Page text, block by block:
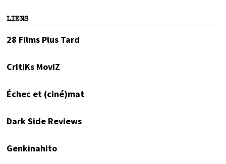
LIENS
28 Films Plus Tard
CritiKs MoviZ
Échec et (ciné)mat
Dark Side Reviews
Genkinahito